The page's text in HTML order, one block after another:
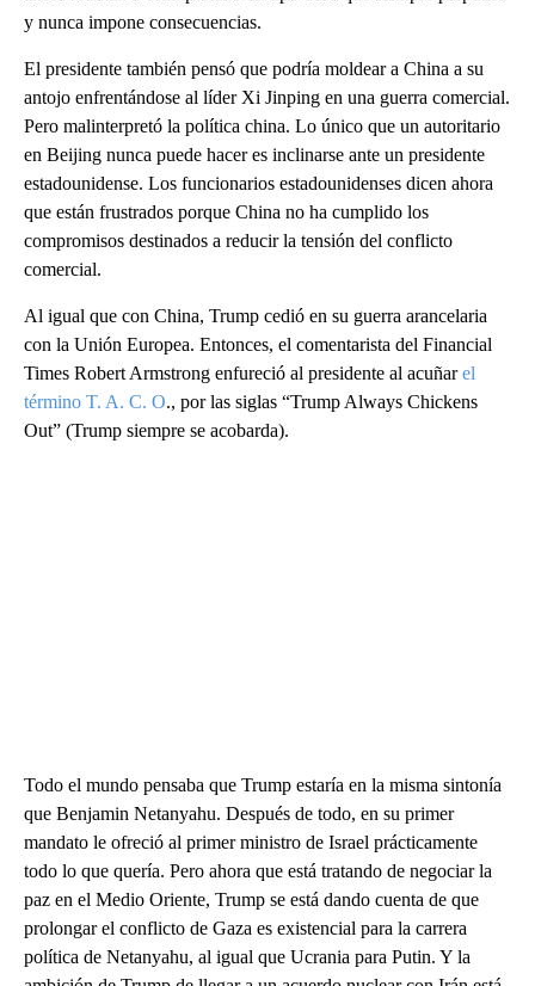
y nunca impone consecuencias.
El presidente también pensó que podría moldear a China a su
antojo enfrentándose al líder Xi Jinping en una guerra comercial.
Pero malinterpretó la política china. Lo único que un autoritario
en Beijing nunca puede hacer es inclinarse ante un presidente
estadounidense. Los funcionarios estadounidenses dicen ahora
que están frustrados porque China no ha cumplido los
compromisos destinados a reducir la tensión del conflicto
comercial.
Al igual que con China, Trump cedió en su guerra arancelaria
con la Unión Europea. Entonces, el comentarista del Financial
Times Robert Armstrong enfureció al presidente al acuñarel
término T. A. C. O., por las siglas “Trump Always Chickens
Out” (Trump siempre se acobarda).
Todo el mundo pensaba que Trump estaría en la misma sintonía
que Benjamin Netanyahu. Después de todo, en su primer
mandato le ofreció al primer ministro de Israel prácticamente
todo lo que quería. Pero ahora que está tratando de negociar la
paz en el Medio Oriente, Trump se está dando cuenta de que
prolongar el conflicto de Gaza es existencial para la carrera
política de Netanyahu, al igual que Ucrania para Putin. Y la